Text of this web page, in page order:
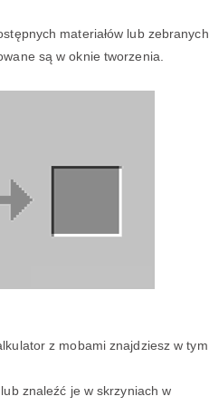
materiałów lub zebranych
są w oknie tworzenia.
z mobami znajdziesz w tym
znaleźć je w skrzyniach w